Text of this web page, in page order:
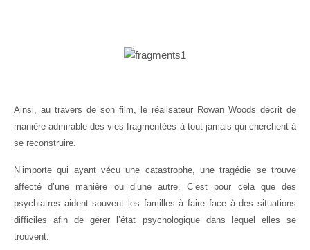
Ainsi, au travers de son film, le réalisateur Rowan Woods décrit de
manière admirable des vies fragmentées à tout jamais qui cherchent à
se reconstruire.
N’importe qui ayant vécu une catastrophe, une tragédie se trouve
affecté d’une manière ou d’une autre. C’est pour cela que des
psychiatres aident souvent les familles à faire face à des situations
difficiles afin de gérer l’état psychologique dans lequel elles se
trouvent.